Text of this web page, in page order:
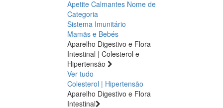
Apetite Calmantes Nome de
Categoria
Sistema Imunitário
Mamãs e Bebés
Aparelho Digestivo e Flora
Intestinal | Colesterol e
Hipertensão
Ver tudo
Colesterol | Hipertensão
Aparelho Digestivo e Flora
Intestinal